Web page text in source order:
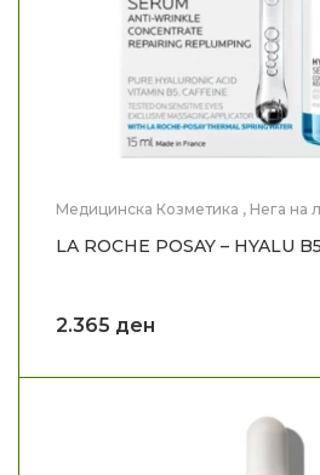
Медицинска Козметика , Нега на
LA ROCHE POSAY – HYALU
2.365 ден